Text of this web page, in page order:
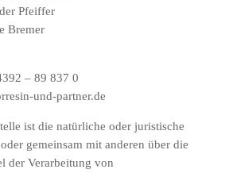
Pfeiffer
Bremer
– 89 837 0
und-partner.de
ist die natürliche oder juristische
gemeinsam mit anderen über die
der Verarbeitung von